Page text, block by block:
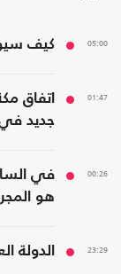
05:00 كيف
01:47
اتفاق
جديد
00:26
في
هو
23:29 الدولة